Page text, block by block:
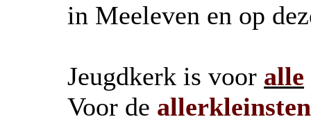
in Meeleven en op
Jeugdkerk is voor alle
Voor de allerkleinsten